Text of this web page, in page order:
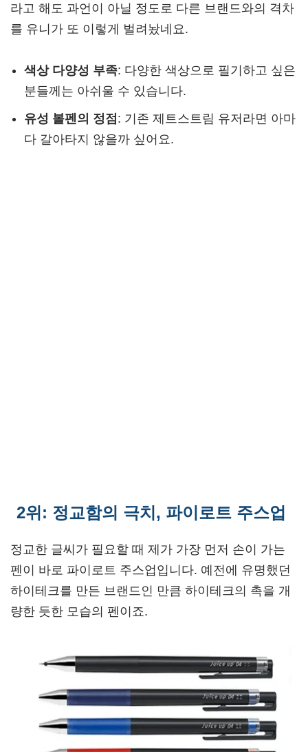
라고 해도 과언이 아닐 정도로 다른 브랜드와의 격차
를 유니가 또 이렇게 벌려놨네요.
색상 다양성 부족: 다양한 색상으로 필기하고 싶은
분들께는 아쉬울 수 있습니다.
유성 볼펜의 정점 : 기존 제트스트림 유저라면 아마
다 갈아타지 않을까 싶어요.
2위: 정교함의 극치, 파이로트 주스업
정교한 글씨가 필요할 때 제가 가장 먼저 손이 가는
펜이 바로 파이로트 주스업입니다. 예전에 유명했던
하이테크를 만든 브랜드인 만큼 하이테크의 촉을 개
량한 듯한 모습의 펜이죠.